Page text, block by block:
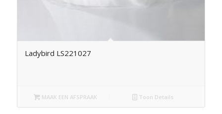
Ladybird LS221027
MAAK EEN AFSPRAAK Toon Details